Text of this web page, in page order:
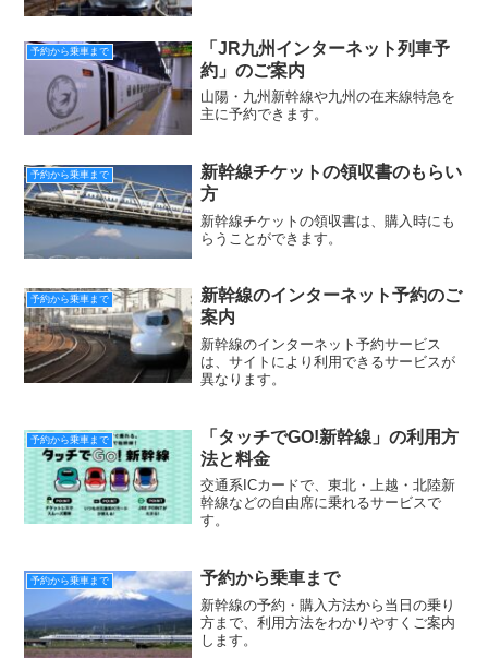
予約から乗車まで
「JR九州インターネット列車予
約」のご案内
山陽・九州新幹線や九州の在来線特急を
主に予約できます。
予約から乗車まで
新幹線チケットの領収書のもらい
方
新幹線チケットの領収書は、購入時にも
らうことができます。
予約から乗車まで
新幹線のインターネット予約のご
案内
新幹線のインターネット予約サービス
は、サイトにより利用できるサービスが
異なります。
予約から乗車まで
「タッチでGO!新幹線」の利用方
法と料金
交通系ICカードで、東北・上越・北陸新
幹線などの自由席に乗れるサービスで
す。
予約から乗車まで 予約から乗車まで
新幹線の予約・購入方法から当日の乗り
方まで、利用方法をわかりやすくご案内
します。